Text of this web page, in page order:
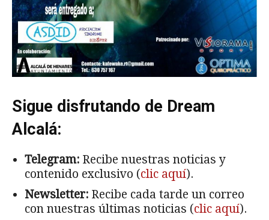
Sigue disfrutando de Dream
Alcalá:
Telegram: Recibe nuestras noticias y
contenido exclusivo (clic aquí).
Newsletter: Recibe cada tarde un correo
con nuestras últimas noticias (clic aquí).